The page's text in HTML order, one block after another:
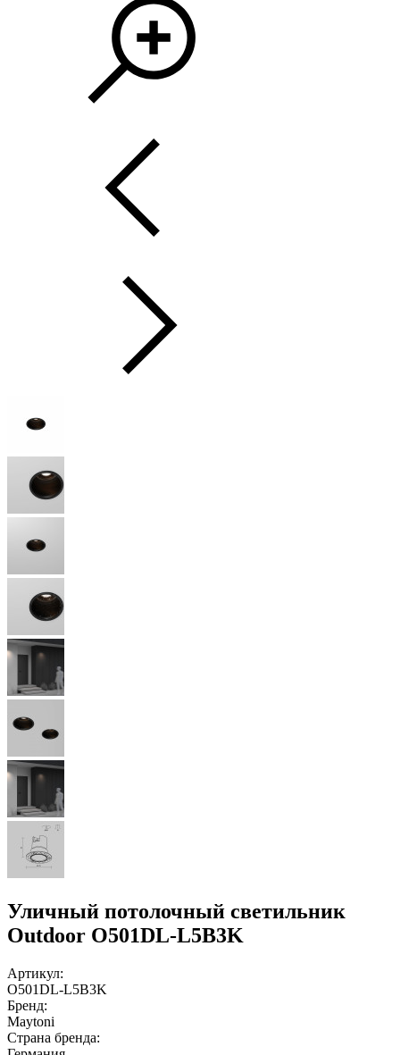
Уличный потолочный светильник
Outdoor O501DL-L5B3K
Артикул:
O501DL-L5B3K
Бренд:
Maytoni
Страна бренда: